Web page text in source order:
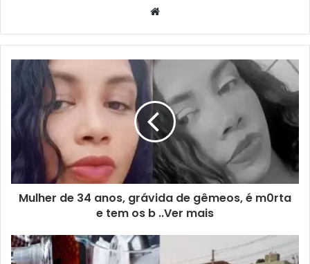
Website
Mulher de 34 anos, grávida de gêmeos, é m0rta
e tem os b ..Ver mais